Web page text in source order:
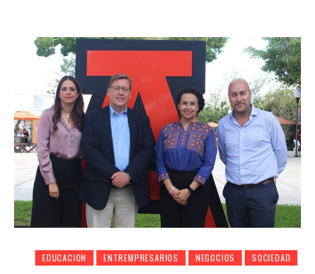
EDUCACION ENTREMPRESARIOS NEGOCIOS SOCIEDAD